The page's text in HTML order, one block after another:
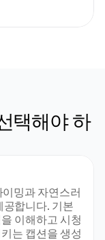
택해야 하
밍과 자연스러
공합니다. 기본
이해하고 시청
는 캡션을 생성